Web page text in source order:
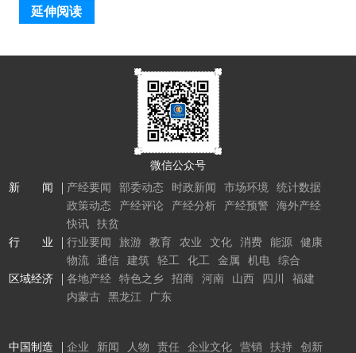
延伸阅读
微信公众号
新 闻
产经要闻 部委动态 时政新闻 市场环境
统计数据
政策动态
产经评论 产经分析 产经预警
海外产经
快讯
扶贫
行 业
行业要闻 旅游 教育 农业 文化 消费 能源
健康
物流
通信 建筑 轻工 化工 金属 机电
综合
区域经济
各地产经 特色之乡 招商 河南 山西 四川
福建
内蒙古
黑龙江 广东
中国制造 企业 新闻 人物 责任 企业文化 营销 扶持 创新